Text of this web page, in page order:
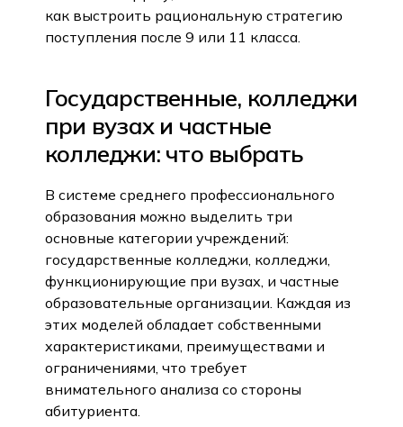
как выстроить рациональную стратегию
поступления после 9 или 11 класса.
Государственные, колледжи
при вузах и частные
колледжи: что выбрать
В системе среднего профессионального
образования можно выделить три
основные категории учреждений:
государственные колледжи, колледжи,
функционирующие при вузах, и частные
образовательные организации. Каждая из
этих моделей обладает собственными
характеристиками, преимуществами и
ограничениями, что требует
внимательного анализа со стороны
абитуриента.